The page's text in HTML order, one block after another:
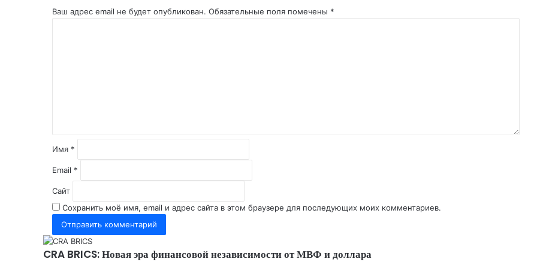
Ваш адрес email не будет опубликован. Обязательные поля помечены *
и
й
Имя *
Email *
Сайт
Сохранить моё имя, email и адрес сайта в этом браузере для последующих моих комментариев.
CRA BRICS: Новая эра финансовой независимости от МВФ и доллара